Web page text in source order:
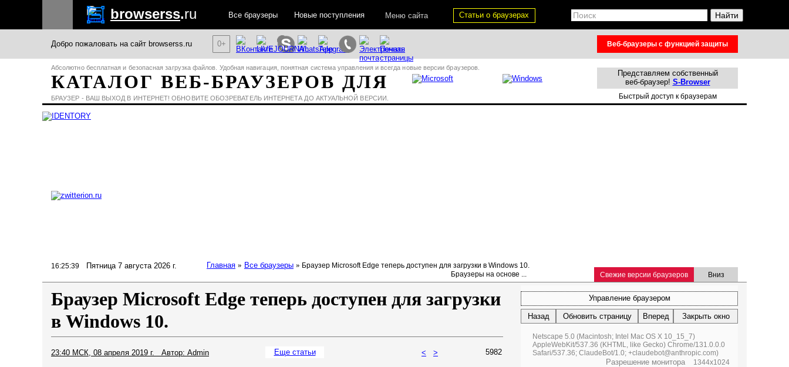
Вниз
Свежие версии браузеров
16:25:39 Пятница 7 августа 2026 г. Главная » Все браузеры » Браузер Microsoft Edge теперь доступен для загрузки в Windows 10.
1344x1024
Netscape 5.0 (Macintosh; Intel Mac OS X 10_15_7)
AppleWebKit/537.36 (KHTML, like Gecko) Chrome/131.0.0.0
Safari/537.36; ClaudeBot/1.0; +claudebot@anthropic.com)
Разрешение монитора
Назад Вперед
Обновить страницу Закрыть окно
Управление браузером
Браузер Microsoft Edge теперь доступен для загрузки
в Windows 10.
23:40 МСК, 08 апреля 2019 г. Автор: Admin 5982
Еще статьи < >
Браузеры на основе ...
КАТАЛОГ ВЕБ-БРАУЗЕРОВ ДЛЯ
Абсолютно бесплатная и безопасная загрузка файлов. Удобная навигация, понятная система управления и всегда новые версии браузеров.
БРАУЗЕР - ВАШ ВЫХОД В ИНТЕРНЕТ! ОБНОВИТЕ ОБОЗРЕВАТЕЛЬ ИНТЕРНЕТА ДО АКТУАЛЬНОЙ ВЕРСИИ.
Представляем собственный
веб-браузер! S-Browser
Быстрый доступ к браузерам
0+ Веб-браузеры с функцией защиты
Добро пожаловать на сайт browserss.ru
Статьи о браузерах
browserss.ru Все браузеры Новые поступления Меню сайта